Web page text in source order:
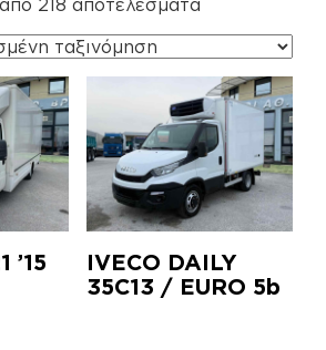
218 αποτελέσματα
’15
IVECO DAILY
35C13 / EURO 5b